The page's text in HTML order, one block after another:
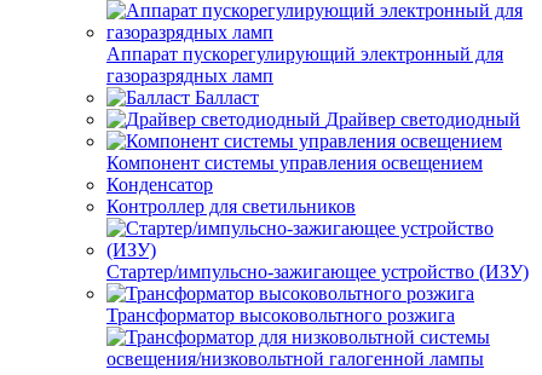
Аппарат пускорегулирующий электронный для
газоразрядных ламп
Балласт
Драйвер светодиодный
Компонент системы управления освещением
Конденсатор
Контроллер для светильников
Стартер/импульсно-зажигающее устройство (ИЗУ)
Трансформатор высоковольтного розжига